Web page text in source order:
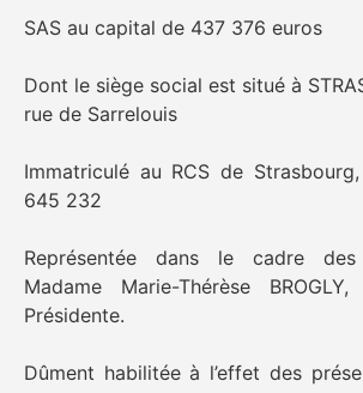
SAS au capital de 437 376 euros
Dont le siège social est situé à
rue de Sarrelouis
Immatriculé au RCS de
645 232
Représentée dans le cadre
Madame Marie-Thérèse
Présidente.
Dûment habilitée à l’effet des